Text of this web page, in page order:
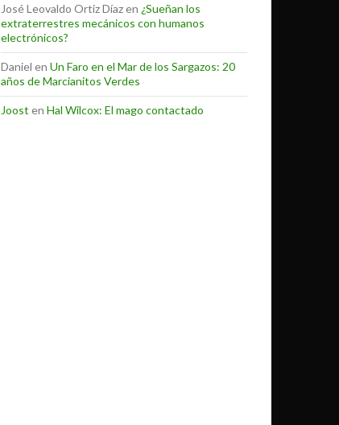
José Leovaldo Ortiz Díazen ¿Sueñan los
extraterrestres mecánicos con humanos
electrónicos?
Daniel en Un Faro en el Mar de los Sargazos: 20
años de Marcianitos Verdes
Joost en Hal Wilcox: El mago contactado